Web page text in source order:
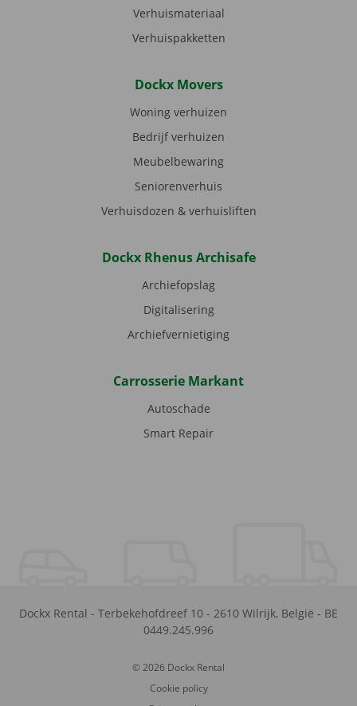
Verhuismateriaal
Verhuispakketten
Dockx Movers
Woning verhuizen
Bedrijf verhuizen
Meubelbewaring
Seniorenverhuis
Verhuisdozen & verhuisliften
Dockx Rhenus Archisafe
Archiefopslag
Digitalisering
Archiefvernietiging
Carrosserie Markant
Autoschade
Smart Repair
Dockx Rental - Terbekehofdreef 10 - 2610 Wilrijk, België - BE
0449.245.996
© 2026 Dockx Rental
Cookie policy